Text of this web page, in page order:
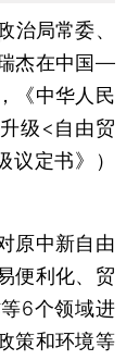
治局常委、
杰在中国—
《中华人民
级<自由贸
定书》）
原中新自由
便利化、贸
6个领域进
策和环境等